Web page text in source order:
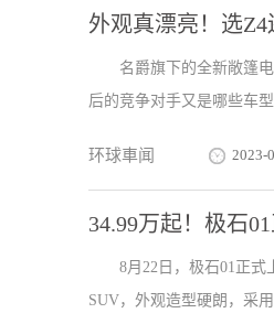
外观真漂亮！选
名爵旗下的全新敞篷
后的竞争对手又是哪些车
环球車闻 2023-
34.99万起！极石
8月22日，极石01正
SUV，外观造型硬朗，采